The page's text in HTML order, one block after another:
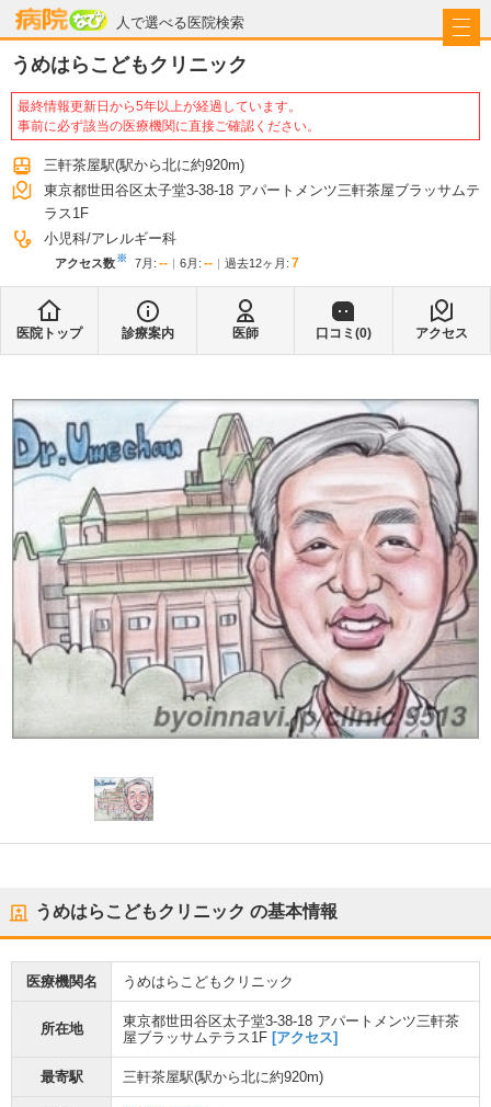
人で選べる医院検索
病院なび
うめはらこどもクリニック
最終情報更新日から5年以上が経過しています。
事前に必ず該当の医療機関に直接ご確認ください。
三軒茶屋駅(駅から北に約920m)
東京都世田谷区太子堂3-38-18 アパートメンツ三軒茶屋ブラッサムテ
ラス1F
小児科 アレルギー科
アクセス数※ 7月 : -- 6月 : -- 過去12ヶ月: 7
医院トップ 診療案内 医師 口コミ(0) アクセス
うめはらこどもクリニック の基本情報
医療機関名 うめはらこどもクリニック
所在地
東京都世田谷区太子堂3-38-18 アパートメンツ三軒茶
屋ブラッサムテラス1F [アクセス]
最寄駅 三軒茶屋駅(駅から北に約920m)